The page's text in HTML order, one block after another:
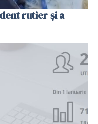
rutier și a